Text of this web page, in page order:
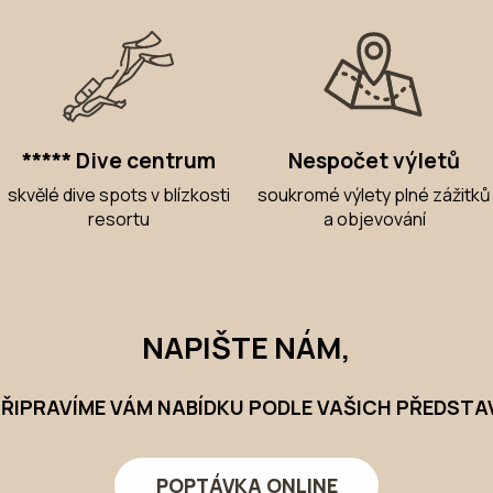
***** Dive centrum
skvělé dive spots v blízkosti
resortu
Nespočet výletů
soukromé výlety plné zážitků
a objevování
NAPIŠTE NÁM,
VÁM NABÍDKU PODLE VAŠICH
POPTÁVKA ONLINE